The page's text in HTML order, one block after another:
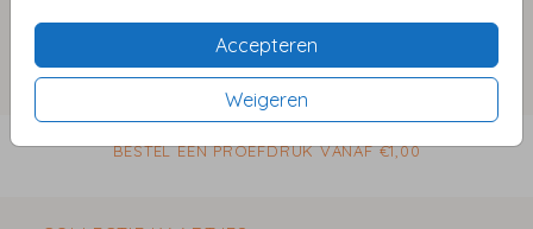
Accepteren
Weigeren
per 1
BESTEL EEN PROEFDRUK VANAF €1,00